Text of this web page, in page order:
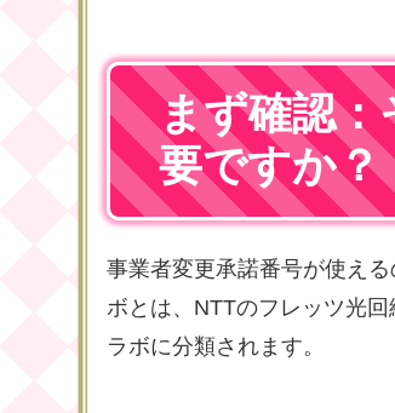
まず確認：
要ですか？
事業者変更承諾番号が使え
ボとは、NTTのフレッツ光
ラボに分類されます。